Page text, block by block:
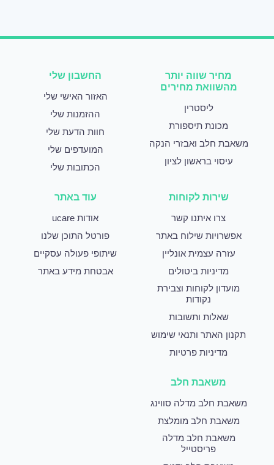
מחיר שווה יותר
מהשוואת מחירים
ליסטרין
מכונת תיספורת
משאבת חלב ואבזרי הנקה
עיסוי בראשון לציון
החשבון שלי
האזור האישי שלי
ההזמנות שלי
חוות הדעת שלי
המועדפים שלי
הכתובות שלי
שירות לקוחות
צרו איתנו קשר
אפשרויות שילוח באתר
עזרה עצמית אונליין
מדיניות ביטולים
מועדון לקוחות וצבירת
נקודות
שאלות ותשובות
תקנון האתר ותנאי שימוש
מדיניות פרטיות
עוד באתר
אודות ucare
פורטל התוכן שלנו
שיתופי פעולה עסקיים
אבטחת מידע באתר
משאבת חלב
משאבת חלב מדלה סווינג
משאבת חלב מומלצת
משאבת חלב מדלה
פריסטייל